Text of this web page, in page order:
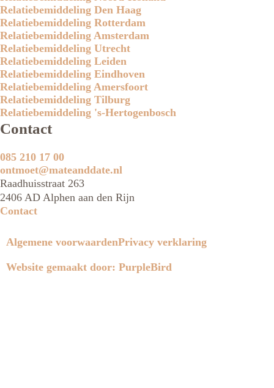
Relatiebemiddeling Den Haag
Relatiebemiddeling Rotterdam
Relatiebemiddeling Amsterdam
Relatiebemiddeling Utrecht
Relatiebemiddeling Leiden
Relatiebemiddeling Eindhoven
Relatiebemiddeling Amersfoort
Relatiebemiddeling Tilburg
Relatiebemiddeling 's-Hertogenbosch
Contact
085 210 17 00
ontmoet@mateanddate.nl
Raadhuisstraat 263
2406 AD Alphen aan den Rijn
Contact
Algemene voorwaardenPrivacy verklaring
Website gemaakt door: PurpleBird